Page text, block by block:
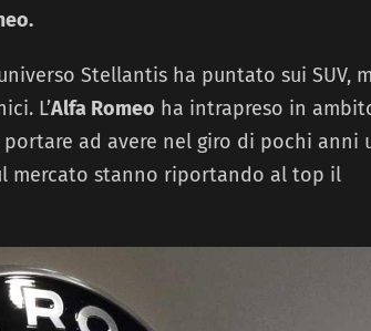
Stellantis ha puntato sui SUV,
L’Alfa Romeo ha intrapreso in
ad avere nel giro di pochi anni
mercato stanno riportando al top il